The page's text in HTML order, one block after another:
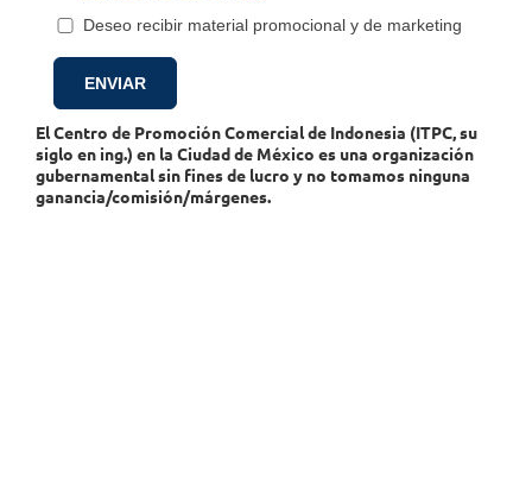
Deseo recibir material promocional y de marketing
El Centro de Promoción Comercial de Indonesia (ITPC, su
siglo en ing.) en la Ciudad de México es una organización
gubernamental sin fines de lucro y no tomamos ninguna
ganancia/comisión/márgenes.